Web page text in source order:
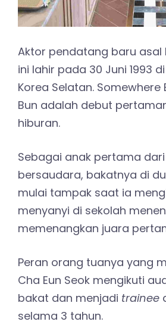
Aktor pendatang baru asal
ini lahir pada 30 Juni 1993
Korea Selatan. Somewhere
Bun adalah debut
hiburan.
Sebagai anak pertama
bersaudara, bakatnya di
mulai tampak saat ia
menyanyi di sekolah
memenangkan juara
Peran orang tuanya yang
Cha Eun Seok mengikuti
bakat dan menjadi trainee
selama 3 tahun.